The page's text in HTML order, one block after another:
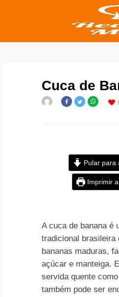
Cuca de
Pular para
Imprimir
A cuca de banana é
tradicional brasileira
bananas maduras,
açúcar e manteiga.
servida quente
também pode ser